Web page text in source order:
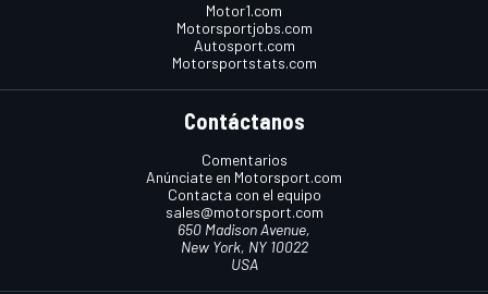
Motor1.com
Motorsportjobs.com
Autosport.com
Motorsportstats.com
Contáctanos
Comentarios
Anúnciate en Motorsport.com
Contacta con el equipo
sales@motorsport.com
650 Madison Avenue,
New York, NY 10022
USA